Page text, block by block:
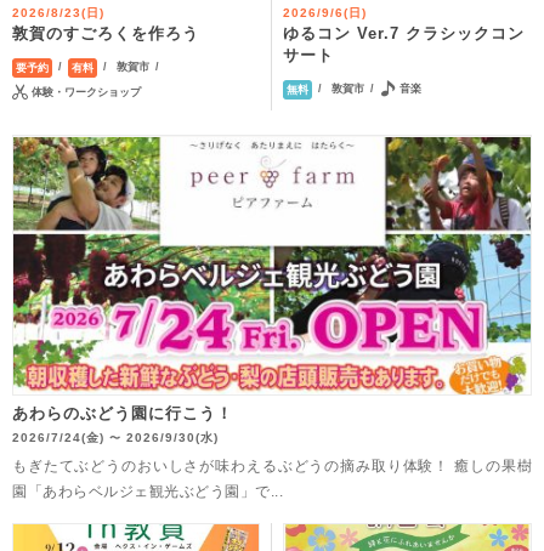
2026/8/23(日)
敦賀のすごろくを作ろう
要予約 有料 敦賀市
体験・ワークショップ
2026/9/6(日)
ゆるコン Ver.7 クラシックコン
サート
無料 敦賀市 音楽
あわらのぶどう園に行こう！
2026/7/24(金) 〜 2026/9/30(水)
もぎたてぶどうのおいしさが味わえるぶどうの摘み取り体験！ 癒しの果樹
園「あわらベルジェ観光ぶどう園」で...